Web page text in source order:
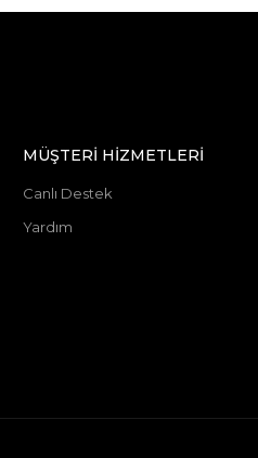
MÜŞTERİ HİZMETLERİ
Canlı Destek
Yardım